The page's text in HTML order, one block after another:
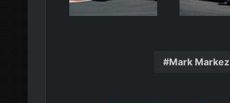
Mark Markez